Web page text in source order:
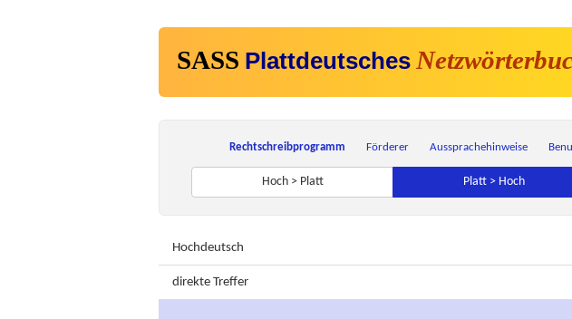
SASS Plattdeutsches
Rechtschreibprogramm Förderer Aussprachehinweise
Hoch > Platt Platt > Hoch
Hochdeutsch
direkte Treffer